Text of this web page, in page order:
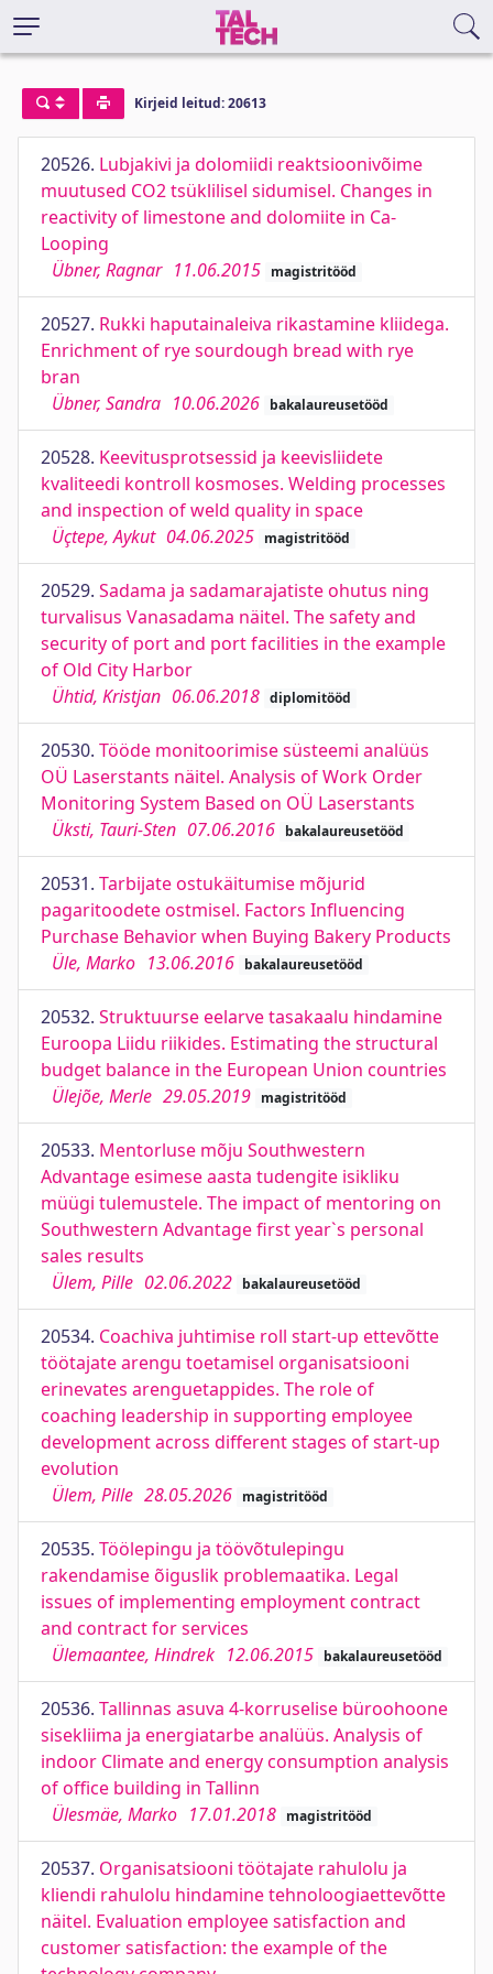
Kirjeid leitud: 20613
20526. Lubjakivi ja dolomiidi reaktsioonivõime
muutused CO2 tsüklilisel sidumisel. Changes in
reactivity of limestone and dolomiite in Ca-
Looping
Übner, Ragnar 11.06.2015 magistritööd
20527. Rukki haputainaleiva rikastamine kliidega.
Enrichment of rye sourdough bread with rye
bran
Übner, Sandra 10.06.2026 bakalaureusetööd
20528. Keevitusprotsessid ja keevisliidete
kvaliteedi kontroll kosmoses. Welding processes
and inspection of weld quality in space
Üçtepe, Aykut 04.06.2025 magistritööd
20529. Sadama ja sadamarajatiste ohutus ning
turvalisus Vanasadama näitel. The safety and
security of port and port facilities in the example
of Old City Harbor
Ühtid, Kristjan 06.06.2018 diplomitööd
20530. Tööde monitoorimise süsteemi analüüs
OÜ Laserstants näitel. Analysis of Work Order
Monitoring System Based on OÜ Laserstants
Üksti, Tauri-Sten 07.06.2016 bakalaureusetööd
20531. Tarbijate ostukäitumise mõjurid
pagaritoodete ostmisel. Factors Influencing
Purchase Behavior when Buying Bakery Products
Üle, Marko 13.06.2016 bakalaureusetööd
20532. Struktuurse eelarve tasakaalu hindamine
Euroopa Liidu riikides. Estimating the structural
budget balance in the European Union countries
Ülejõe, Merle 29.05.2019 magistritööd
20533. Mentorluse mõju Southwestern
Advantage esimese aasta tudengite isikliku
müügi tulemustele. The impact of mentoring on
Southwestern Advantage first year`s personal
sales results
Ülem, Pille 02.06.2022 bakalaureusetööd
20534. Coachiva juhtimise roll start-up ettevõtte
töötajate arengu toetamisel organisatsiooni
erinevates arenguetappides. The role of
coaching leadership in supporting employee
development across different stages of start-up
evolution
Ülem, Pille 28.05.2026 magistritööd
20535. Töölepingu ja töövõtulepingu
rakendamise õiguslik problemaatika. Legal
issues of implementing employment contract
and contract for services
Ülemaantee, Hindrek 12.06.2015 bakalaureusetööd
20536. Tallinnas asuva 4-korruselise büroohoone
sisekliima ja energiatarbe analüüs. Analysis of
indoor Climate and energy consumption analysis
of office building in Tallinn
Ülesmäe, Marko 17.01.2018 magistritööd
20537. Organisatsiooni töötajate rahulolu ja
kliendi rahulolu hindamine tehnoloogiaettevõtte
näitel. Evaluation employee satisfaction and
customer satisfaction: the example of the